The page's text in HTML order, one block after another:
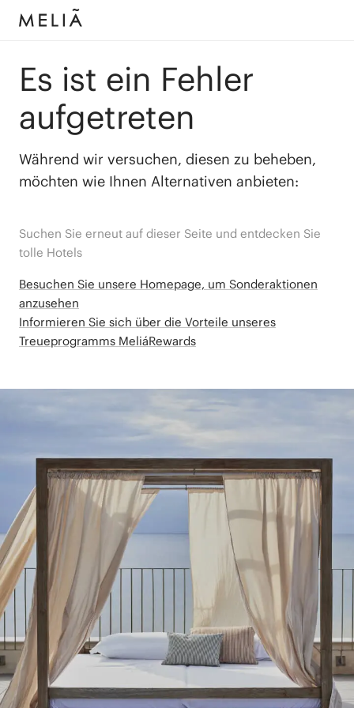
Es ist ein Fehler
aufgetreten
Während wir versuchen, diesen zu beheben,
möchten wie Ihnen Alternativen anbieten:
Suchen Sie erneut auf dieser Seite und entdecken Sie
tolle Hotels
Besuchen Sie unsere Homepage, um Sonderaktionen
anzusehen
Informieren Sie sich über die Vorteile unseres
Treueprogramms MeliáRewards